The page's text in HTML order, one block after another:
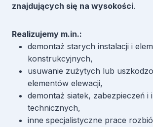
znajdujących się na wysokości.
Realizujemy m.in.:
demontaż starych instalacji i
konstrukcyjnych,
usuwanie zużytych lub
elementów elewacji,
demontaż siatek, zabezpieczeń i
technicznych,
inne specjalistyczne prace